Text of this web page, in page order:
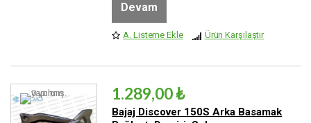
Devam
A. Listeme Ekle Ürün Karşılaştır
1.289,00 ₺
Bajaj Discover 150S Arka Basamak